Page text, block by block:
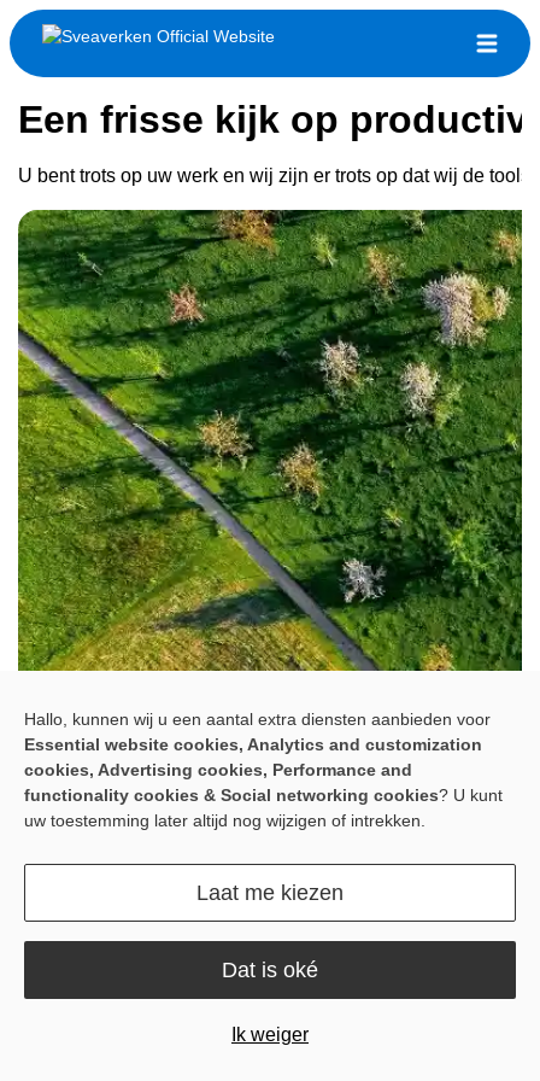
Een frisse kijk op
U bent trots op uw werk en wij zijn er trots op dat wij de
Hallo, kunnen wij u een aantal extra diensten aanbieden voor
Essential website cookies, Analytics and customization
cookies, Advertising cookies, Performance and
functionality cookies & Social networking cookies? U kunt
uw toestemming later altijd nog wijzigen of intrekken.
Laat me kiezen
Ik weiger
Dat is oké